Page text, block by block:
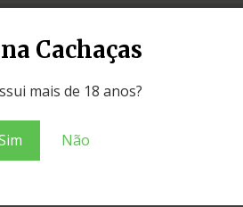
Cachaças
mais de 18 anos?
Não